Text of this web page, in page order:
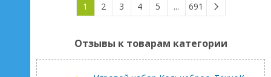
1 2 3 4 5 ... 691
Отзывы к товарам категории